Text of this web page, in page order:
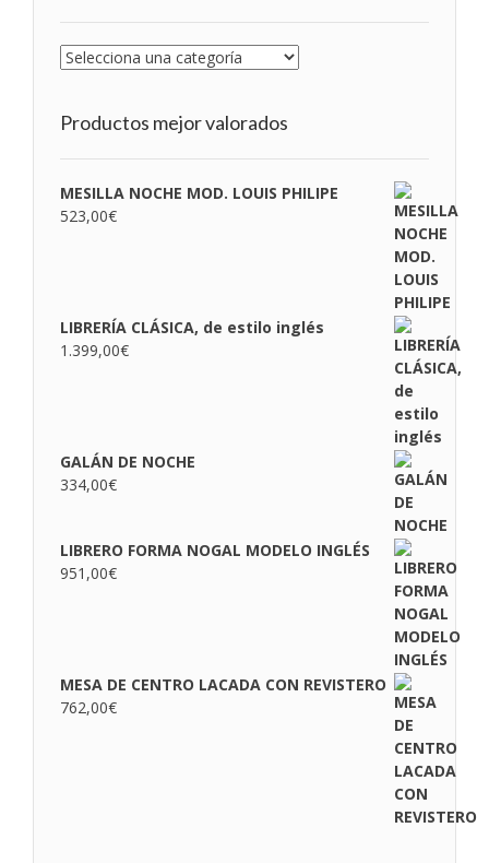
Productos mejor valorados
MESILLA NOCHE MOD. LOUIS PHILIPE
523,00€
LIBRERÍA CLÁSICA, de estilo inglés
1.399,00€
GALÁN DE NOCHE
334,00€
LIBRERO FORMA NOGAL MODELO INGLÉS
951,00€
MESA DE CENTRO LACADA CON REVISTERO
762,00€